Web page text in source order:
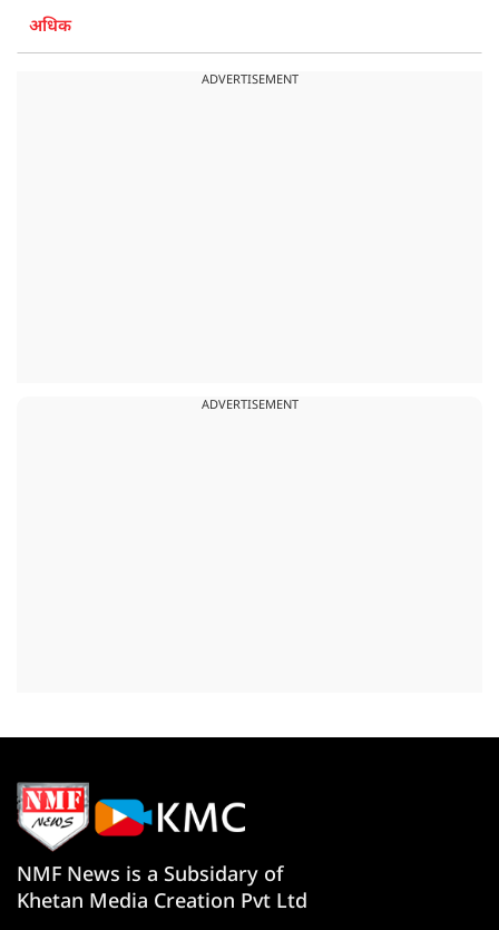
अधिक
ADVERTISEMENT
ADVERTISEMENT
NMF News is a Subsidary of
Khetan Media Creation Pvt Ltd